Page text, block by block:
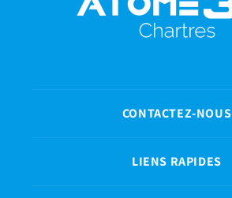
CONTACTEZ-NOUS
LIENS RAPIDES